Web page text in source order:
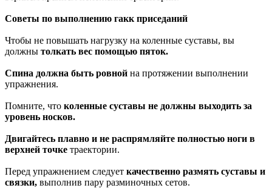
Советы по выполнению гакк приседаний
Чтобы не повышать нагрузку на коленные суставы, вы
должны толкать вес помощью пяток.
Спина должна быть ровной на протяжении выполнении
упражнения.
Помните, что коленные суставы не должны выходить за
уровень носков.
Двигайтесь плавно и не распрямляйте полностью ноги в
верхней точке траектории.
Перед упражнением следует качественно размять суставы и
связки, выполнив пару разминочных сетов.